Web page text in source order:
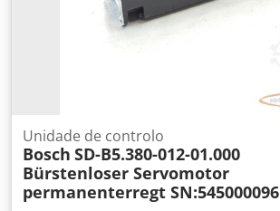
Unidade de controlo
Bosch SD-B5.380-012-01.000
Bürstenloser Servomotor
permanenterregt SN:545000096